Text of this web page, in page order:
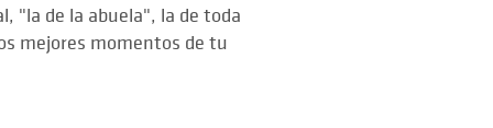
"la de la abuela", la de toda
mejores momentos de tu